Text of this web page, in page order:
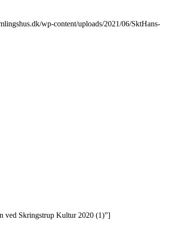
wp-content/uploads/2021/06/SktHans-
ved Skringstrup Kultur 2020 (1)”]